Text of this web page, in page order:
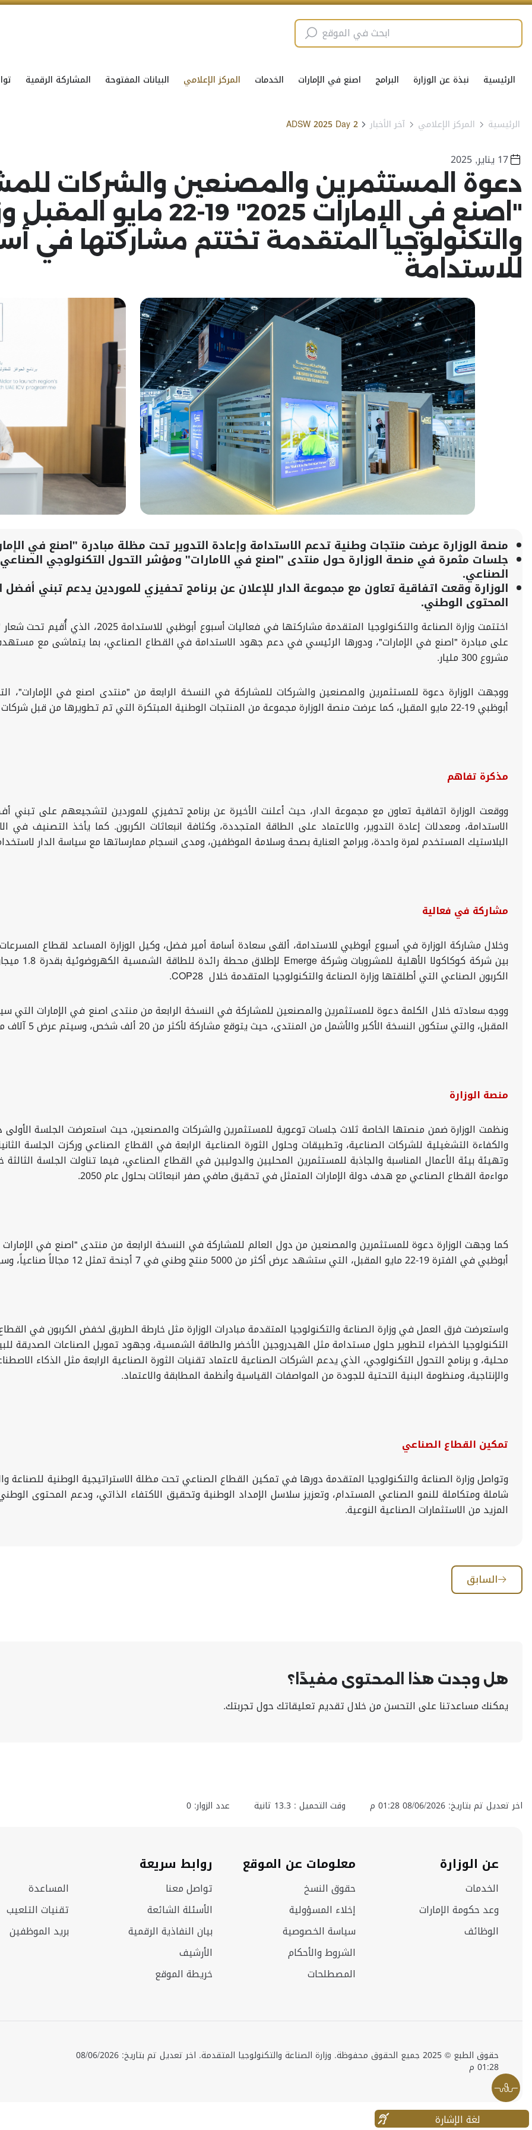
الرئيسية نبذة عن الوزارة البرامج اصنع في الإمارات الخدمات المركز الإعلامي البيانات المفتوحة المشاركة الرقمية
الرئيسية المركز الإعلامي آخر الأخبار ADSW 2025 Day 2
17 يناير, 2025
دعوة المستثمرين والمصنعين والشركات
"اصنع في الإمارات 2025" 19-
والتكنولوجيا المتقدمة تختتم مشاركتها في
للاستدامة
منصة الوزارة عرضت منتجات وطنية تدعم الاستدامة وإعادة التدوير تحت مظلة مبادرة "اصنع في
جلسات مثمرة في منصة الوزارة حول منتدى "اصنع في الامارات" ومؤشر التحول التكنولوجي
الصناعي.
الوزارة وقعت اتفاقية تعاون مع مجموعة الدار للإعلان عن برنامج تحفيزي للموردين يدعم تبني أفضل
المحتوى الوطني.
اختتمت وزارة الصناعة والتكنولوجيا المتقدمة
على مبادرة "اصنع في الإمارات"، ودورها الرئيسي في دعم جهود الاستدامة في القطاع الصناعي، بما يتماشى مع
مشروع 300 مليار.
ووجهت الوزارة دعوة للمستثمرين والمصنعين والشركات للمشاركة في النسخة الرابعة من "منتدى اصنع في الإمارات"،
أبوظبي 19-22 مايو المقبل، كما عرضت منصة الوزارة مجموعة من المنتجات الوطنية المبتكرة التي تم تطويرها من قبل شركات إماراتية.
مذكرة تفاهم
ووقعت الوزارة اتفاقية تعاون مع مجموعة الدار، حيث أعلنت الأخيرة عن برنامج تحفيزي للموردين لتشجيعهم على تبني
الاستدامة، ومعدلات إعادة التدوير، والاعتماد على الطاقة المتجددة، وكثافة انبعاثات الكربون. كما يأخذ التصنيف
البلاستيك المستخدم لمرة واحدة، وبرامج العناية بصحة وسلامة الموظفين، ومدى انسجام ممارساتها مع سياسة الدار لاستخدام
مشاركة في فعالية
وخلال مشاركة الوزارة في أسبوع أبوظبي للاستدامة، ألقى سعادة أسامة أمير فضل، وكيل الوزارة المساعد لقطاع المسرعات
بين شركة كوكاكولا الأهلية للمشروبات وشركةEmerge
الكربون الصناعي التي أطلقتها وزارة الصناعة والتكنولوجيا المتقدمة خلال COP28
.
المقبل، والتي ستكون النسخة الأكبر والأشمل من المنتدى، حيث يتوقع مشاركة لأكثر من 20 ألف شخص، وسيتم عرض 5 آلاف منتج إماراتي، ولأول مرة جناح خاص بالحرف الإماراتية
منصة الوزارة
ونظمت الوزارة ضمن منصتها الخاصة ثلاث جلسات توعوية للمستثمرين والشركات والمصنعين، حيث استعرضت الجلسة الأولى
والكفاءة التشغيلية للشركات الصناعية، وتطبيقات وحلول الثورة الصناعية الرابعة في القطاع الصناعي وركزت الجلسة
وتهيئة بيئة الأعمال المناسبة والجاذبة للمستثمرين المحليين والدوليين في القطاع الصناعي، فيما تناولت الجلسة
مواءمة القطاع الصناعي مع هدف دولة الإمارات المتمثل في تحقيق صافي صفر انبعاثات بحلول عام 2050.
أبوظبي في الفترة 19-22 مايو المقبل، التي ستشهد عرض أكثر من 5000 منتج وطني في 7 أجنحة تمثل 12 مجالاً صناعياً، وسيتم للمرة الأولى تنظيم جناح متكامل للحرف الإماراتية.
واستعرضت فرق العمل في وزارة الصناعة والتكنولوجيا المتقدمة مبادرات الوزارة مثل خارطة الطريق لخفض الكربون في
التكنولوجيا الخضراء لتطوير حلول مستدامة مثل الهيدروجين الأخضر والطاقة الشمسية، وجهود تمويل الصناعات الصديقة
محلية، وبرنامج التحول التكنولوجي، الذي يدعم الشركات الصناعية لاعتماد تقنيات الثورة الصناعية الرابعة مثل الذكاء
والإنتاجية، ومنظومة البنية التحتية للجودة من المواصفات القياسية وأنظمة المطابقة والاعتماد.
تمكين القطاع الصناعي
شاملة ومتكاملة للنمو الصناعي المستدام، وتعزيز سلاسل الإمداد الوطنية وتحقيق الاكتفاء الذاتي، ودعم المحتوى
المزيد من الاستثمارات الصناعية النوعية.
السابق
هل وجدت هذا المحتوى مفيدًا؟
يمكنك مساعدتنا على التحسن من خلال تقديم تعليقاتك حول تجربتك.
اخر تعديل تم بتاريخ: 08/06/2026 01:28 م وقت التحميل : 13.3 ثانية عدد الزوار: 0
عن الوزارة
الخدمات
وعد حكومة الإمارات
الوظائف
معلومات عن الموقع
حقوق النسخ
إخلاء المسؤولية
سياسة الخصوصية
الشروط والأحكام
المصطلحات
روابط سريعة
تواصل معنا
الأسئلة الشائعة
بيان النفاذية الرقمية
الأرشيف
خريطة الموقع
المساعدة
تقنيات التلعيب
بريد الموظفين
حقوق الطبع © 2025 جميع الحقوق محفوظة. وزارة الصناعة والتكنولوجيا المتقدمة. اخر تعديل تم بتاريخ: 08/06/2026
01:28 م
لغة الإشارة